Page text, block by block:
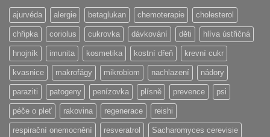
ajurvéda alergie betaglukan chemoterapie cholesterol
chřipka coriolus cukrovka dávkování děti hlíva ústřičná
hnojník imunita kosmetika kostní dřeň krevní cukr
kvasnice makrofágy mikrobiom nachlazení nádory
paraziti patogeny penízovka plísně prevence psi
péče o pleť rakovina regenerace reishi
respirační onemocnění resveratrol Sacharomyces cerevisie